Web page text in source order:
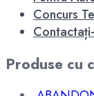
Concurs
Produse cu